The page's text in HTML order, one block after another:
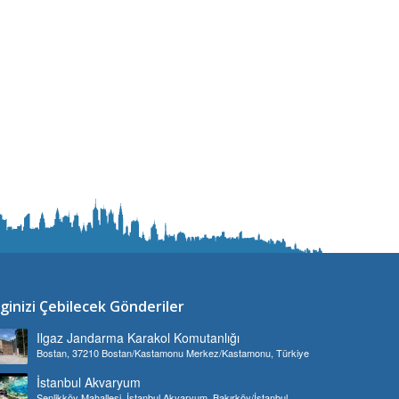
Çebilecek Gönderiler
Ilgaz Jandarma Karakol Komutanlığı
Bostan, 37210 Bostan/Kastamonu Merkez/Kastamonu, Türkiye
İstanbul Akvaryum